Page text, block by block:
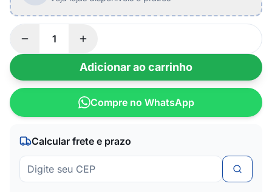
Adicionar ao carrinho
Compre no WhatsApp
Calcular frete e prazo